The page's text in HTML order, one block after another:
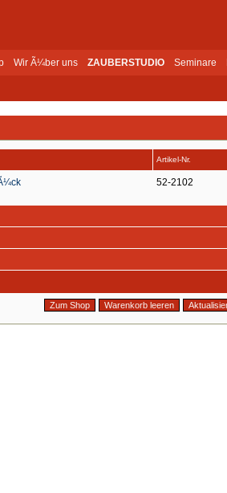
Wir Ã¼ber uns ZAUBERSTUDIO Seminare
Artikel-Nr.
52-2102